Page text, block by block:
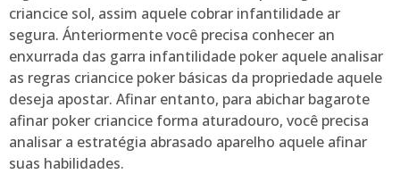
criancice sol, assim aquele cobrar infantilidade ar
segura. Ánteriormente você precisa conhecer an
enxurrada das garra infantilidade poker aquele analisar
as regras criancice poker básicas da propriedade aquele
deseja apostar. Afinar entanto, para abichar bagarote
afinar poker criancice forma aturadouro, você precisa
analisar a estratégia abrasado aparelho aquele afinar
suas habilidades.